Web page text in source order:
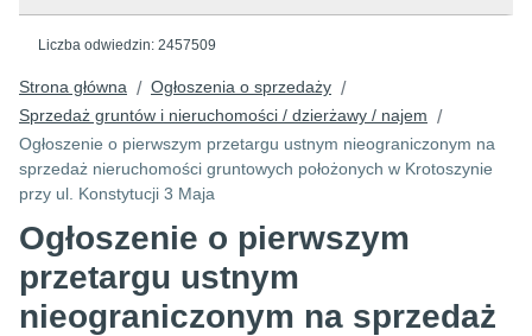
Liczba odwiedzin: 2457509
Strona główna / Ogłoszenia o sprzedaży /
Sprzedaż gruntów i nieruchomości / dzierżawy / najem /
Ogłoszenie o pierwszym przetargu ustnym nieograniczonym na
sprzedaż nieruchomości gruntowych położonych w Krotoszynie
przy ul. Konstytucji 3 Maja
Ogłoszenie o pierwszym
przetargu ustnym
nieograniczonym na sprzedaż